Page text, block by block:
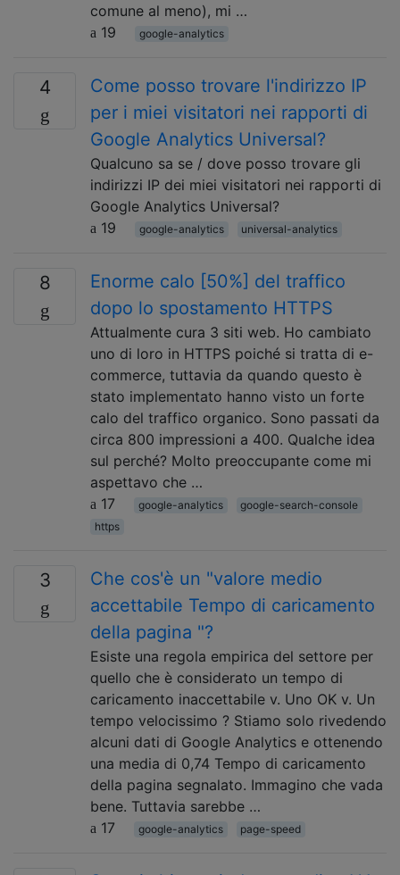
comune al meno), mi …
19
google-analytics
4
Come posso trovare l'indirizzo IP
per i miei visitatori nei rapporti di
Google Analytics Universal?
Qualcuno sa se / dove posso trovare gli
indirizzi IP dei miei visitatori nei rapporti di
Google Analytics Universal?
19
google-analytics universal-analytics
8
Enorme calo [50%] del traffico
dopo lo spostamento HTTPS
Attualmente cura 3 siti web. Ho cambiato
uno di loro in HTTPS poiché si tratta di e-
commerce, tuttavia da quando questo è
stato implementato hanno visto un forte
calo del traffico organico. Sono passati da
circa 800 impressioni a 400. Qualche idea
sul perché? Molto preoccupante come mi
aspettavo che …
17
google-analytics
google-search-console
https
3
Che cos'è un "valore medio
accettabile Tempo di caricamento
della pagina "?
Esiste una regola empirica del settore per
quello che è considerato un tempo di
caricamento inaccettabile v. Uno OK v. Un
tempo velocissimo ? Stiamo solo rivedendo
alcuni dati di Google Analytics e ottenendo
una media di 0,74 Tempo di caricamento
della pagina segnalato. Immagino che vada
bene. Tuttavia sarebbe …
17
google-analytics page-speed